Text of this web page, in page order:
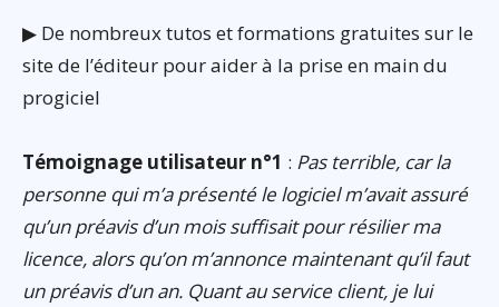
▶ De nombreux tutos et formations gratuites sur le
site de l’éditeur pour aider à la prise en main du
progiciel
Témoignage utilisateur n°1 : Pas terrible, car la
personne qui m’a présenté le logiciel m’avait assuré
qu’un préavis d’un mois suffisait pour résilier ma
licence, alors qu’on m’annonce maintenant qu’il faut
un préavis d’un an. Quant au service client, je lui